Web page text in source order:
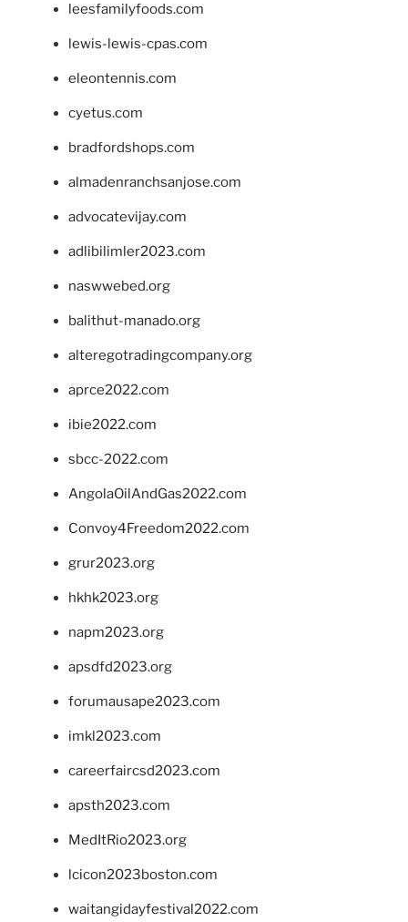
leesfamilyfoods.com
lewis-lewis-cpas.com
eleontennis.com
cyetus.com
bradfordshops.com
almadenranchsanjose.com
advocatevijay.com
adlibilimler2023.com
naswwebed.org
balithut-manado.org
alteregotradingcompany.org
aprce2022.com
ibie2022.com
sbcc-2022.com
AngolaOilAndGas2022.com
Convoy4Freedom2022.com
grur2023.org
hkhk2023.org
napm2023.org
apsdfd2023.org
forumausape2023.com
imkl2023.com
careerfaircsd2023.com
apsth2023.com
MedItRio2023.org
lcicon2023boston.com
waitangidayfestival2022.com